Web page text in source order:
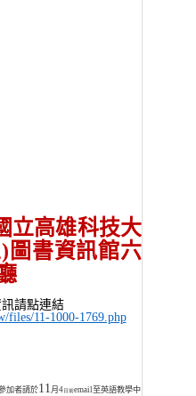
立高雄科技大
) 圖書資訊館六
請點連結
files/11-1000-1769.php
加者請於11 月4日前email至英語教學中